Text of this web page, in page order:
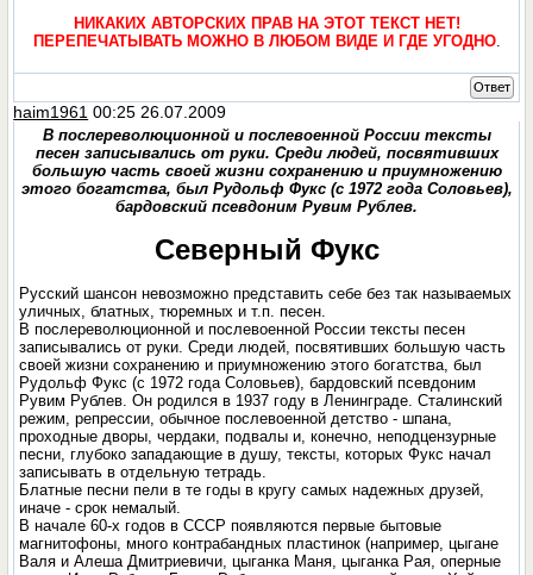
НИКАКИХ АВТОРСКИХ ПРАВ НА ЭТОТ ТЕКСТ НЕТ!
ПЕРЕПЕЧАТЫВАТЬ МОЖНО В ЛЮБОМ ВИДЕ И ГДЕ УГОДНО.
Ответ
haim1961 00:25 26.07.2009
В послереволюционной и послевоенной России тексты
песен записывались от руки. Среди людей, посвятивших
большую часть своей жизни сохранению и приумножению
этого богатства, был Рудольф Фукс (с 1972 года Соловьев),
бардовский псевдоним Рувим Рублев.
Северный Фукс
Русский шансон невозможно представить себе без так называемых
уличных, блатных, тюремных и т.п. песен.
В послереволюционной и послевоенной России тексты песен
записывались от руки. Среди людей, посвятивших большую часть
своей жизни сохранению и приумножению этого богатства, был
Рудольф Фукс (с 1972 года Соловьев), бардовский псевдоним
Рувим Рублев. Он родился в 1937 году в Ленинграде. Сталинский
режим, репрессии, обычное послевоенной детство - шпана,
проходные дворы, чердаки, подвалы и, конечно, неподцензурные
песни, глубоко западающие в душу, тексты, которых Фукс начал
записывать в отдельную тетрадь.
Блатные песни пели в те годы в кругу самых надежных друзей,
иначе - срок немалый.
В начале 60-х годов в СССР появляются первые бытовые
магнитофоны, много контрабандных пластинок (например, цыгане
Валя и Алеша Дмитриевичи, цыганка Маня, цыганка Рая, оперные